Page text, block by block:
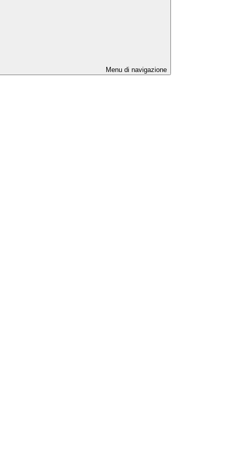
Menu di navigazione